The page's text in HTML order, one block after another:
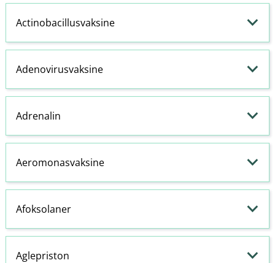
Actinobacillusvaksine
Adenovirusvaksine
Adrenalin
Aeromonasvaksine
Afoksolaner
Aglepriston